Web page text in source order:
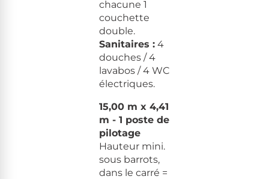
chacune 1
couchette
double.
Sanitaires : 4
douches / 4
lavabos / 4 WC
électriques.
15,00 m x 4,41
m - 1 poste de
pilotage
Hauteur mini.
sous barrots,
dans le carré =